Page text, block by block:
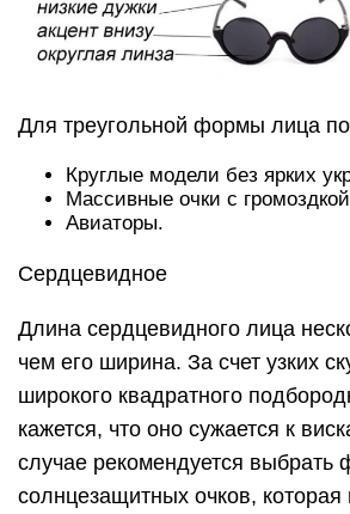
Для треугольной формы лица
Круглые модели без ярких
Массивные очки с
Авиаторы.
Сердцевидное
Длина сердцевидного лица
чем его ширина. За счет узких
широкого квадратного
кажется, что оно сужается к
случае рекомендуется выбрать
солнцезащитных очков, которая